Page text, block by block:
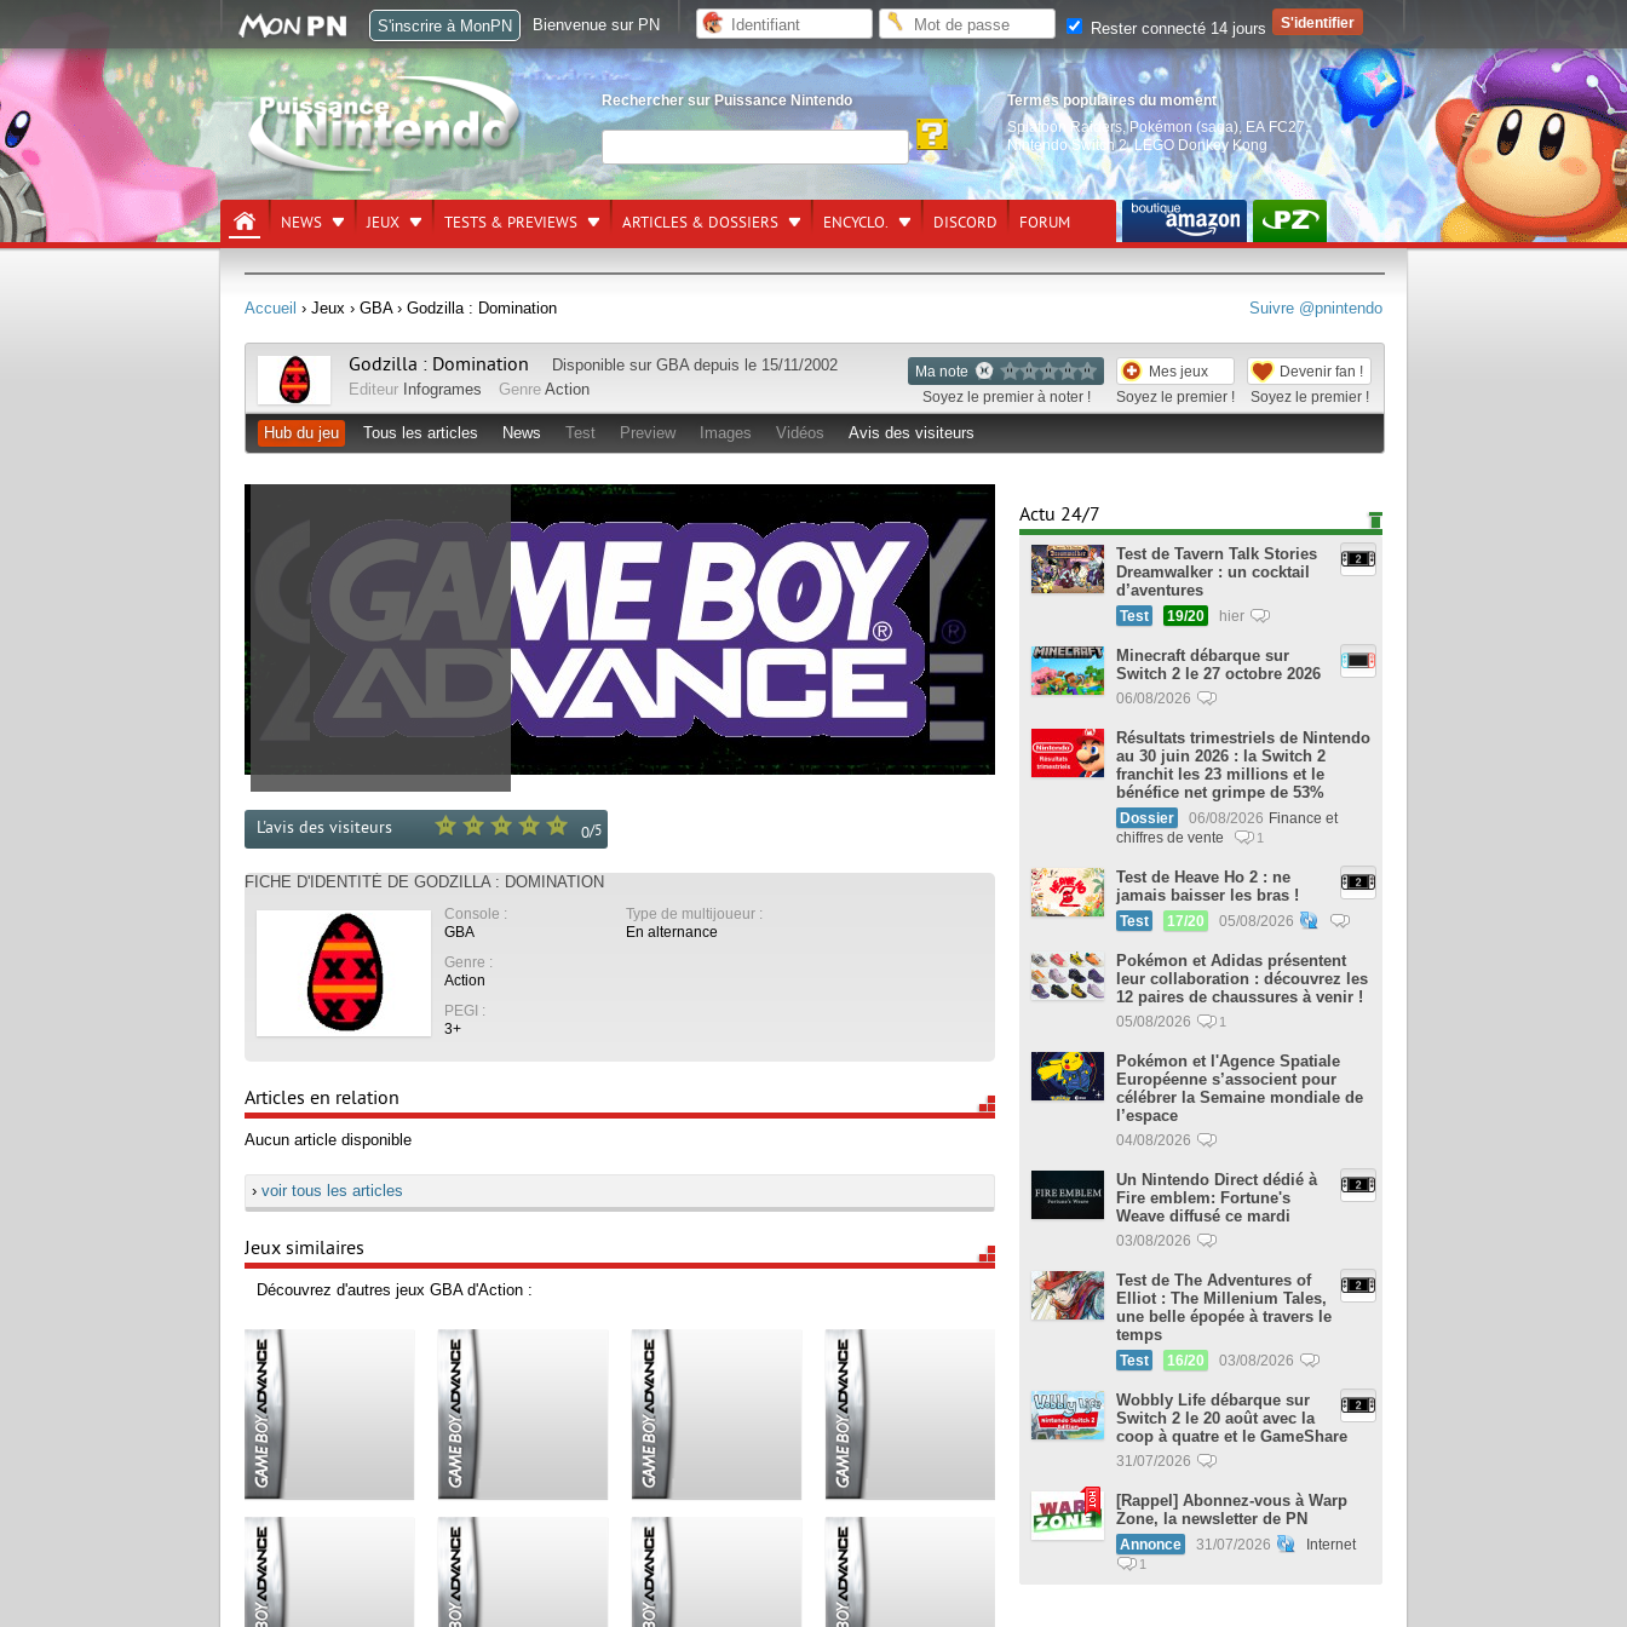
Rechercher sur Puissance Nintendo
Termes populaires du moment
Splatoon Raiders, Pokémon (saga) EA FC27,
Nintendo Switch 2,LEGO Donkey Kong
NEWS JEUX TESTS & PREVIEWS ARTICLES & DOSSIERS ENCYCLO. DISCORD FORUM
Suivre @pnintendo
Accueil › Jeux › GBA› Godzilla : Domination
Ma note
Soyez le premier à noter !
Mes jeux
Soyez le premier !
Devenir fan !
Soyez le premier !
Godzilla : Domination Disponible sur GBAdepuis le 15/11/2002
Editeur Infogrames Genre Action
Hub du jeu Tous les articles News Test Preview Images Vidéos Avis des visiteurs
0/5
L'avis des visiteurs
FICHE D'IDENTITÉ DE GODZILLA : DOMINATION
Console :
GBA
Genre :
Action
PEGI :
3+
Type de multijoueur :
En alternance
Articles en relation
Aucun article disponible
› voir tous les articles
Jeux similaires
Découvrez d'autres jeux GBA d'Action :
Actu 24/7
Test de Tavern Talk Stories
Dreamwalker : un cocktail
d’aventures
Test 19/20 hier
Minecraft débarque sur
Switch 2 le 27 octobre 2026
06/08/2026
Résultats trimestriels de Nintendo
au 30 juin 2026 : la Switch 2
franchit les 23 millions et le
bénéfice net grimpe de 53%
Dossier 06/08/2026 Finance et
chiffres de vente
1
Test de Heave Ho 2 : ne
jamais baisser les bras !
Test 17/20 05/08/2026
Pokémon et Adidas présentent
leur collaboration : découvrez les
12 paires de chaussures à venir !
05/08/2026 1
Pokémon et l'Agence Spatiale
Européenne s’associent pour
célébrer la Semaine mondiale de
l’espace
04/08/2026
Un Nintendo Direct dédié à
Fire emblem: Fortune's
Weave diffusé ce mardi
03/08/2026
Test de The Adventures of
Elliot : The Millenium Tales,
une belle épopée à travers le
temps
Test 16/20 03/08/2026
Wobbly Life débarque sur
Switch 2 le 20 août avec la
coop à quatre et le GameShare
31/07/2026
[Rappel] Abonnez-vous à Warp
Zone, la newsletter de PN
Annonce 31/07/2026 Internet
1
S'inscrire à MonPN Bienvenue sur PN Rester connecté 14 jours